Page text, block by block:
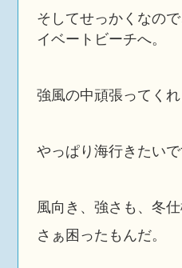
そしてせっかくなの
イベートビーチへ。
強風の中頑張ってくれ
やっぱり海行きたい
風向き、強さも、冬仕
さぁ困ったもんだ。